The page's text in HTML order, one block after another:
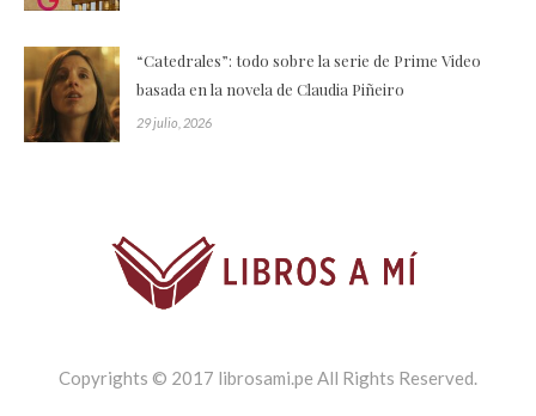
“Catedrales”: todo sobre la serie de Prime Video
basada en la novela de Claudia Piñeiro
29 julio, 2026
Copyrights © 2017 librosami.pe All Rights Reserved.